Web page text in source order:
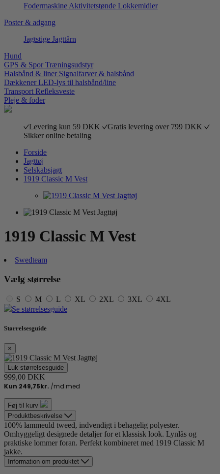
Fodermaskine Aktivitetstønde Lokkemidler
Poster & adgang
Jagtstige Jagttårn
Hund
GPS & Spor Træningsudstyr
Halsbånd & liner Signalfarver & halsbånd
Dækkener LED-lys til halsbånd/line
Transport Refleksveste
Pleje & foder
Levering kun 59 DKK
Gratis levering over 799 DKK
Sikker online betaling
Forside
Jagttøj
Selskabsjagt
1919 Classic M Vest
1919 Classic M Vest
Swedteam
Vælg størrelse
S M L XL 2XL 3XL
4XL
Se størrelsesguide
Størrelsesguide
×
Luk størrelsesguide
999,00 DKK
Føj til kurv
Produktbeskrivelse
100% lammeuld tweed, indvendigt i behagelig polyester.
Omhyggeligt designede detaljer for et klassisk look. Lynlås og
praktiske lommer foran. Perfekt kombineret med 1919 Classic M
jakke.
Information om produktet